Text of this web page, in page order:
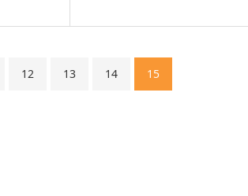
12 13 14 15